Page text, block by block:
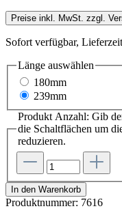
Preise inkl. MwSt. zzgl.
Sofort verfügbar,
Länge auswählen
180mm
239mm
Produkt Anzahl: Gib
die Schaltflächen um
reduzieren.
In den Warenkorb
Produktnummer: 7616